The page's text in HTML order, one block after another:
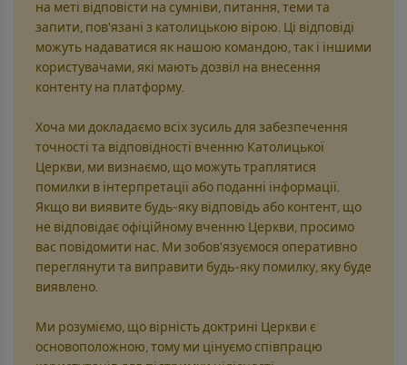
на меті відповісти на сумніви, питання, теми та
запити, пов'язані з католицькою вірою. Ці відповіді
можуть надаватися як нашою командою, так і іншими
користувачами, які мають дозвіл на внесення
контенту на платформу.
Хоча ми докладаємо всіх зусиль для забезпечення
точності та відповідності вченню Католицької
Церкви, ми визнаємо, що можуть траплятися
помилки в інтерпретації або поданні інформації.
Якщо ви виявите будь-яку відповідь або контент, що
не відповідає офіційному вченню Церкви, просимо
вас повідомити нас. Ми зобов'язуємося оперативно
переглянути та виправити будь-яку помилку, яку буде
виявлено.
Ми розуміємо, що вірність доктрині Церкви є
основоположною, тому ми цінуємо співпрацю